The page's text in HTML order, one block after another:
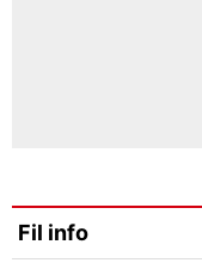
Fil info